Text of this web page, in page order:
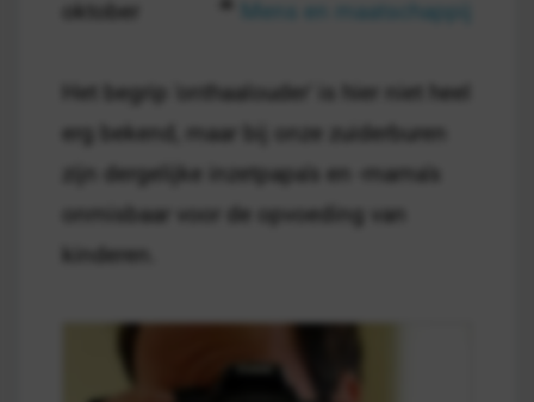
oktober
Mens en maatschappij
Het begrip 'onthaalouder' is hier niet heel
erg bekend, maar bij onze zuiderburen
zijn dergelijke inzetpapa's en -mama's
onmisbaar voor de opvoeding van
kinderen.